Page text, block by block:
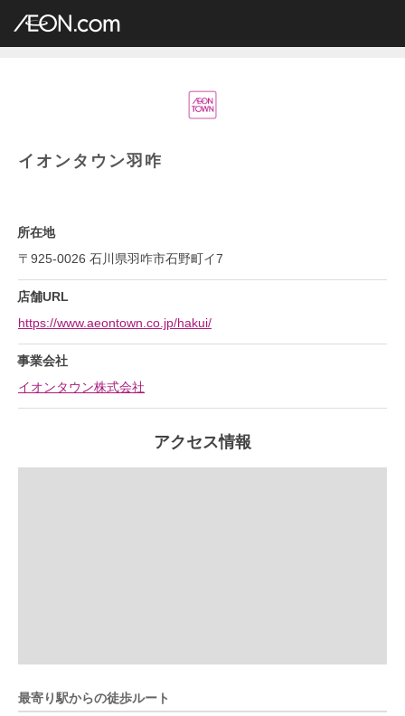
イオングループ店舗一覧
イオンタウン羽咋
所在地
〒925-0026 石川県羽咋市石野町イ7
店舗URL
https://www.aeontown.co.jp/hakui/
事業会社
イオンタウン株式会社
アクセス情報
最寄り駅からの徒歩ルート